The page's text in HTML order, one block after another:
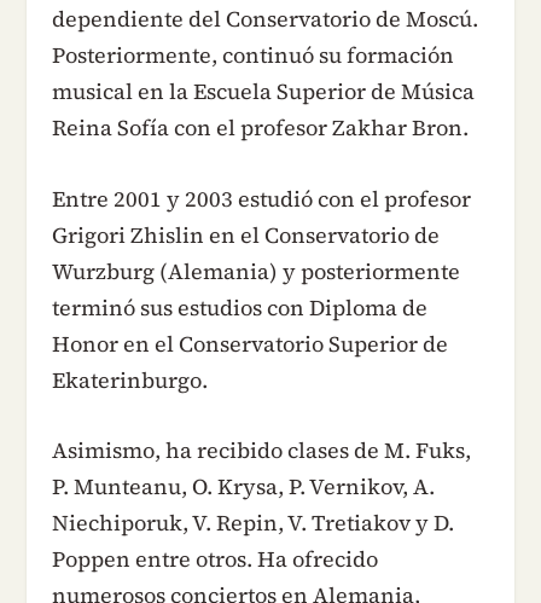
dependiente del Conservatorio de Moscú.
Posteriormente, continuó su formación
musical en la Escuela Superior de Música
Reina Sofía con el profesor Zakhar Bron.
Entre 2001 y 2003 estudió con el profesor
Grigori Zhislin en el Conservatorio de
Wurzburg (Alemania) y posteriormente
terminó sus estudios con Diploma de
Honor en el Conservatorio Superior de
Ekaterinburgo.
Asimismo, ha recibido clases de M. Fuks,
P. Munteanu, O. Krysa, P. Vernikov, A.
Niechiporuk, V. Repin, V. Tretiakov y D.
Poppen entre otros. Ha ofrecido
numerosos conciertos en Alemania,